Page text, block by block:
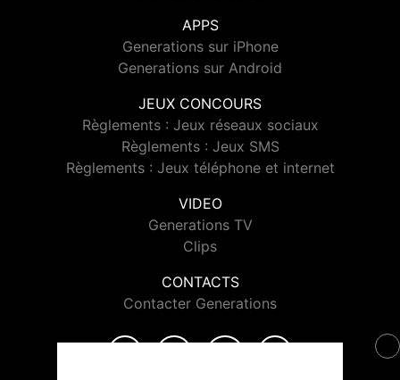
APPS
Generations sur iPhone
Generations sur Android
JEUX CONCOURS
Règlements : Jeux réseaux sociaux
Règlements : Jeux SMS
Règlements : Jeux téléphone et internet
VIDEO
Generations TV
Clips
CONTACTS
Contacter Generations